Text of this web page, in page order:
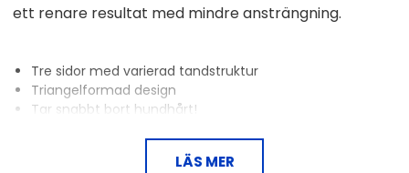
ett renare resultat med mindre ansträngning.
Tre sidor med varierad tandstruktur
Triangelformad design
Tar snabbt bort hundhårt!
LÄS MER